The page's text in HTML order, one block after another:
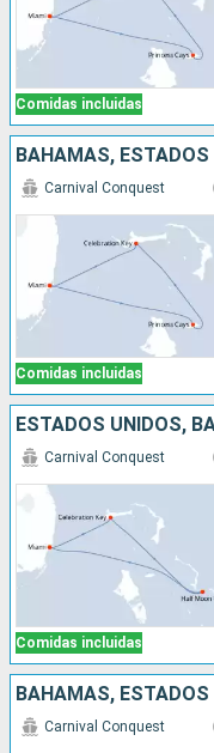
Comidas incluidas
BAHAMAS, ESTADOS
Comidas incluidas
Carnival Conquest
ESTADOS UNIDOS,
Comidas incluidas
Carnival Conquest
BAHAMAS, ESTADOS
Carnival Conquest